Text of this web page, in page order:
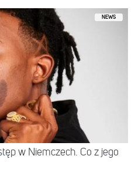
NEWS
w Niemczech. Co z jego